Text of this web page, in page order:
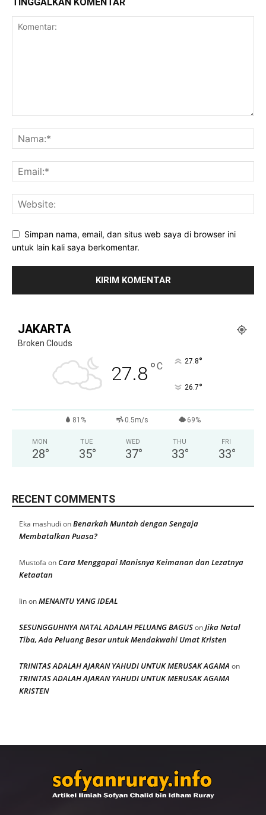
Simpan nama, email, dan situs web saya di browser ini
untuk lain kali saya berkomentar.
JAKARTA
Broken Clouds
27.8°C 27.8°
26.7°
81% 0.5m/s 69%
MON
28°
TUE
35°
WED
37°
THU
33°
FRI
33°
RECENT COMMENTS
Eka mashudi onBenarkah Muntah dengan Sengaja
Membatalkan Puasa?
Mustofa onCara Menggapai Manisnya Keimanan dan Lezatnya
Ketaatan
IinonMENANTU YANG IDEAL
SESUNGGUHNYA NATAL ADALAH PELUANG BAGUSonJika Natal
Tiba, Ada Peluang Besar untuk Mendakwahi Umat Kristen
TRINITAS ADALAH AJARAN YAHUDI UNTUK MERUSAK AGAMA on
TRINITAS ADALAH AJARAN YAHUDI UNTUK MERUSAK AGAMA
KRISTEN